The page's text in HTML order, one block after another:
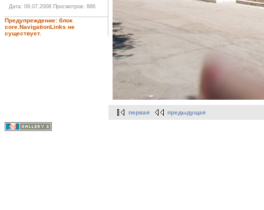
Дата: 09.07.2008 Просмотров: 886
Предупреждение: блок
core.NavigationLinks не
существует.
первая предыдущая